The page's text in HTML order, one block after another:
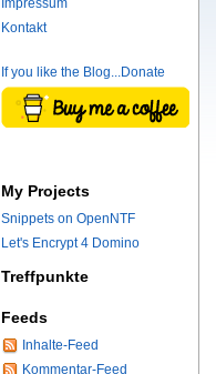
Impressum
Kontakt
If you like the Blog...Donate
My Projects
Snippets on OpenNTF
Let's Encrypt 4 Domino
Treffpunkte
Feeds
Inhalte-Feed
Kommentar-Feed